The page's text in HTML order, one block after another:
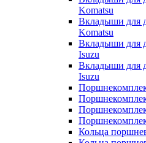
Komatsu
Вкладыши для
Komatsu
Вкладыши для
Isuzu
Вкладыши для
Isuzu
Кольца